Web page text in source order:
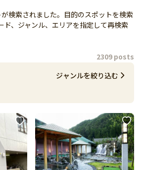
検索されました。目的のスポットを検索
ド、ジャンル、エリアを指定して再検索
ジャンルを絞り込む
2309 posts